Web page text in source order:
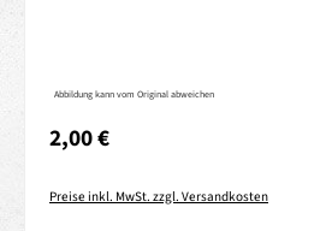
Abbildung kann vom Original abweichen
Regulärer Preis:
2,00 €
Preise inkl. MwSt. zzgl. Versandkosten